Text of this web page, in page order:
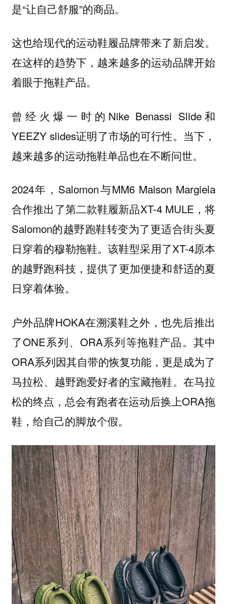
是“让自己舒服”的商品。
这也给现代的运动鞋履品牌带来了新启发。
在这样的趋势下，越来越多的运动品牌开始
着眼于拖鞋产品。
曾经火爆一时的Nike Benassi Slide和
YEEZY slides证明了市场的可行性。当下，
越来越多的运动拖鞋单品也在不断问世。
2024年，Salomon与MM6 Maison Margiela
合作推出了第二款鞋履新品XT-4 MULE，将
Salomon的越野跑鞋转变为了更适合街头夏
日穿着的穆勒拖鞋。该鞋型采用了XT-4原本
的越野跑科技，提供了更加便捷和舒适的夏
日穿着体验。
户外品牌HOKA在溯溪鞋之外，也先后推出
了ONE系列、ORA系列等拖鞋产品。其中
ORA系列因其自带的恢复功能，更是成为了
马拉松、越野跑爱好者的宝藏拖鞋。在马拉
松的终点，总会有跑者在运动后换上ORA拖
鞋，给自己的脚放个假。